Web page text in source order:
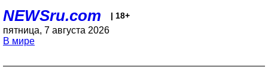
NEWSru.com | 18+
пятница, 7 августа 2026
В мире